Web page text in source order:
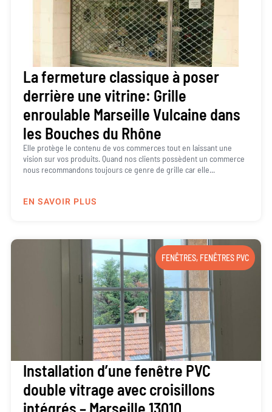
La fermeture classique à poser
derrière une vitrine: Grille
enroulable Marseille Vulcaine dans
les Bouches du Rhône
Elle protège le contenu de vos commerces tout en laissant une
vision sur vos produits. Quand nos clients possèdent un commerce
nous recommandons toujours ce genre de grille car elle...
EN SAVOIR PLUS
FENÊTRES, FENÊTRES PVC
Installation d’une fenêtre PVC
double vitrage avec croisillons
intégrés – Marseille 13010